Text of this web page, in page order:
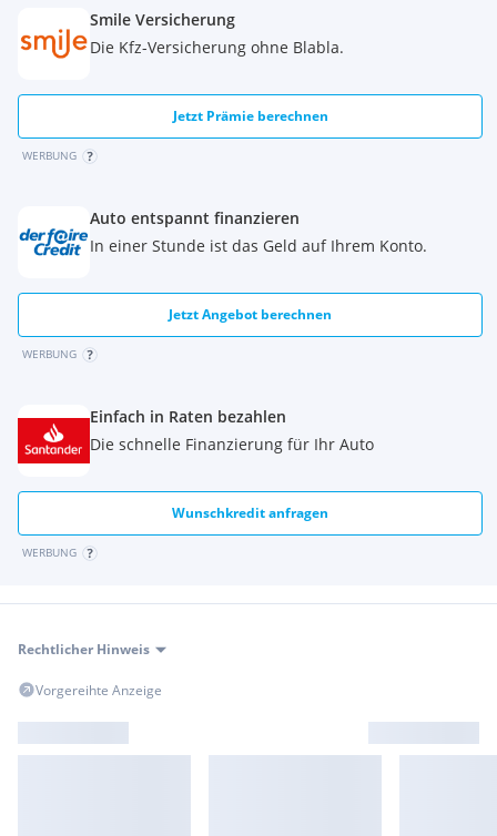
Smile Versicherung
Die Kfz-Versicherung ohne Blabla.
Jetzt Prämie berechnen
WERBUNG
Auto entspannt finanzieren
In einer Stunde ist das Geld auf Ihrem Konto.
Jetzt Angebot berechnen
WERBUNG
Einfach in Raten bezahlen
Die schnelle Finanzierung für Ihr Auto
Wunschkredit anfragen
WERBUNG
Rechtlicher Hinweis
Vorgereihte Anzeige